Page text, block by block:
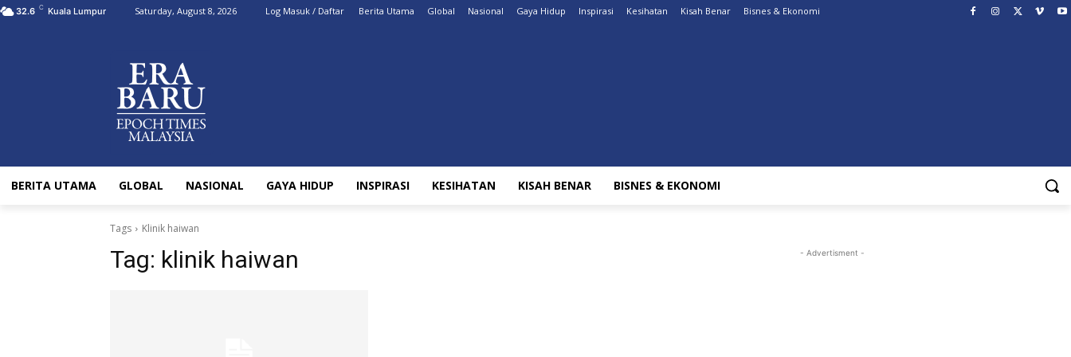
32.6 C Kuala Lumpur Saturday, August 8, 2026 Log Masuk / Daftar Berita Utama Global Nasional Gaya Hidup Inspirasi Kesihatan Kisah Benar Bisnes & Ekonomi
BERITA UTAMA GLOBAL NASIONAL GAYA HIDUP INSPIRASI KESIHATAN KISAH BENAR BISNES & EKONOMI
Tags Klinik haiwan
Tag: klinik haiwan - Advertisment -